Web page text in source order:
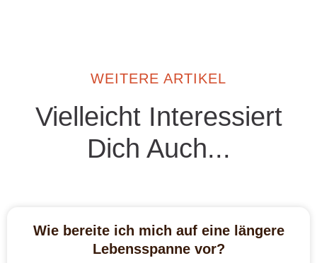
WEITERE ARTIKEL
Vielleicht Interessiert
Dich Auch...
Wie bereite ich mich auf eine längere
Lebensspanne vor?